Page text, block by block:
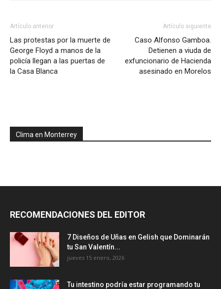
Artículo anterior
Las protestas por la muerte de
George Floyd a manos de la
policía llegan a las puertas de
la Casa Blanca
Artículo siguiente
Caso Alfonso Gamboa.
Detienen a viuda de
exfuncionario de Hacienda
asesinado en Morelos
Clima en Monterrey
RECOMENDACIONES DEL EDITOR
7 Diseños de Uñas en Gelish que Dominarán
tu San Valentín...
jueves 15 enero, 2026
Tu intestino podría estar programando tu